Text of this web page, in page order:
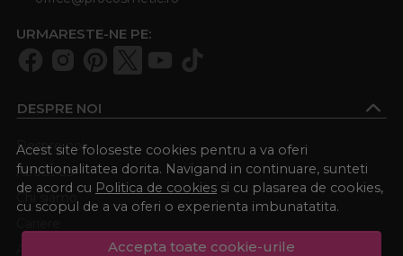
Acest site foloseste cookies pentru a va oferi
functionalitatea dorita. Navigand in continuare, sunteti
de acord cu Politica de cookies si cu plasarea de cookies,
cu scopul de a va oferi o experienta imbunatatita.
Accepta toate cookie-urile
URMARESTE-NE PE:
DESPRE NOI
Despre noi
About us
Chi siamo
Academia Procosmetic